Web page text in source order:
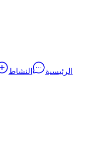
الرئيسية النشاط